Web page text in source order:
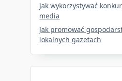
Jak wykorzystywać
media
Jak promować
lokalnych gazetach